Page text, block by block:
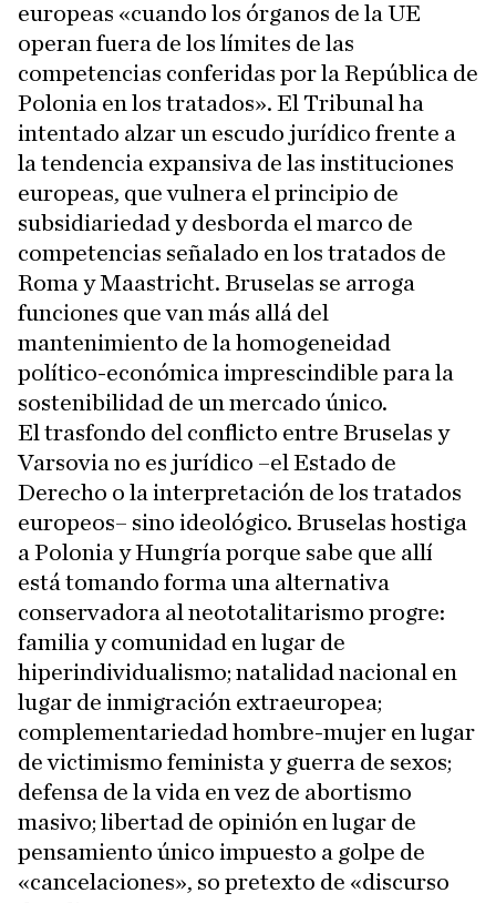
europeas «cuando los órganos de la UE
operan fuera de los límites de las
competencias conferidas por la República de
Polonia en los tratados». El Tribunal ha
intentado alzar un escudo jurídico frente a
la tendencia expansiva de las instituciones
europeas, que vulnera el principio de
subsidiariedad y desborda el marco de
competencias señalado en los tratados de
Roma y Maastricht. Bruselas se arroga
funciones que van más allá del
mantenimiento de la homogeneidad
político-económica imprescindible para la
sostenibilidad de un mercado único.
El trasfondo del conflicto entre Bruselas y
Varsovia no es jurídico –el Estado de
Derecho o la interpretación de los tratados
europeos– sino ideológico. Bruselas hostiga
a Polonia y Hungría porque sabe que allí
está tomando forma una alternativa
conservadora al neototalitarismo progre:
familia y comunidad en lugar de
hiperindividualismo; natalidad nacional en
lugar de inmigración extraeuropea;
complementariedad hombre-mujer en lugar
de victimismo feminista y guerra de sexos;
defensa de la vida en vez de abortismo
masivo; libertad de opinión en lugar de
pensamiento único impuesto a golpe de
«cancelaciones», so pretexto de «discurso